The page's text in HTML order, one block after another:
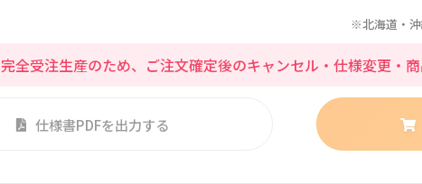
※北海道・沖
完全受注生産のため、ご注文確定後のキャンセル・仕様変更・
仕様書PDFを出力する